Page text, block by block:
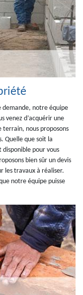
demande, notre équipe
venez d’acquérir une
terrain, nous proposons
Quelle que soit la
pour vous
bien sûr un devis
les travaux à réaliser.
notre équipe puisse